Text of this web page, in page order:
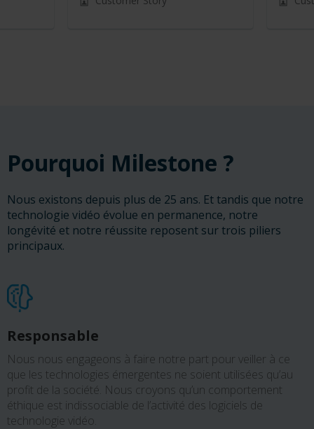
Pourquoi Milestone ?
Nous existons depuis plus de 25 ans. Et tandis que notre
technologie vidéo évolue en permanence, notre
longévité et notre réussite reposent sur trois piliers
principaux.
Responsable
Nous nous engageons à faire notre part pour veiller à ce
que les technologies émergentes ne soient utilisées qu’au
profit de la société. Nous croyons qu’un comportement
éthique est indissociable de l’activité des logiciels de
technologie vidéo.